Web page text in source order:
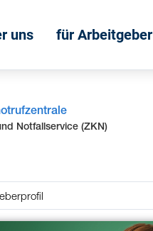
uns für Arbeitgeber
Notfallservice (ZKN)